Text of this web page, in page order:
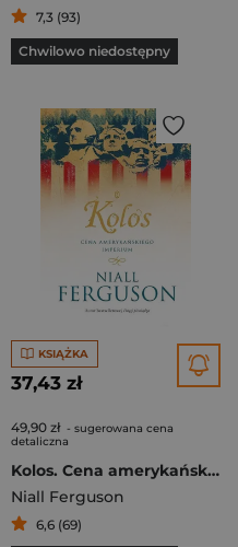
7,3 (93)
Chwilowo niedostępny
KSIĄŻKA
37,43 zł
49,90 zł - sugerowana cena
detaliczna
Kolos. Cena amerykańskiego imperium
Niall Ferguson
6,6 (69)